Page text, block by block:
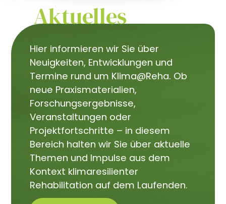
Aktuelles
Hier informieren wir Sie über
Neuigkeiten, Entwicklungen und
Termine rund um Klima@Reha. Ob
neue Praxismaterialien,
Forschungsergebnisse,
Veranstaltungen oder
Projektfortschritte – in diesem
Bereich halten wir Sie über aktuelle
Themen und Impulse aus dem
Kontext klimaresilienter
Rehabilitation auf dem Laufenden.